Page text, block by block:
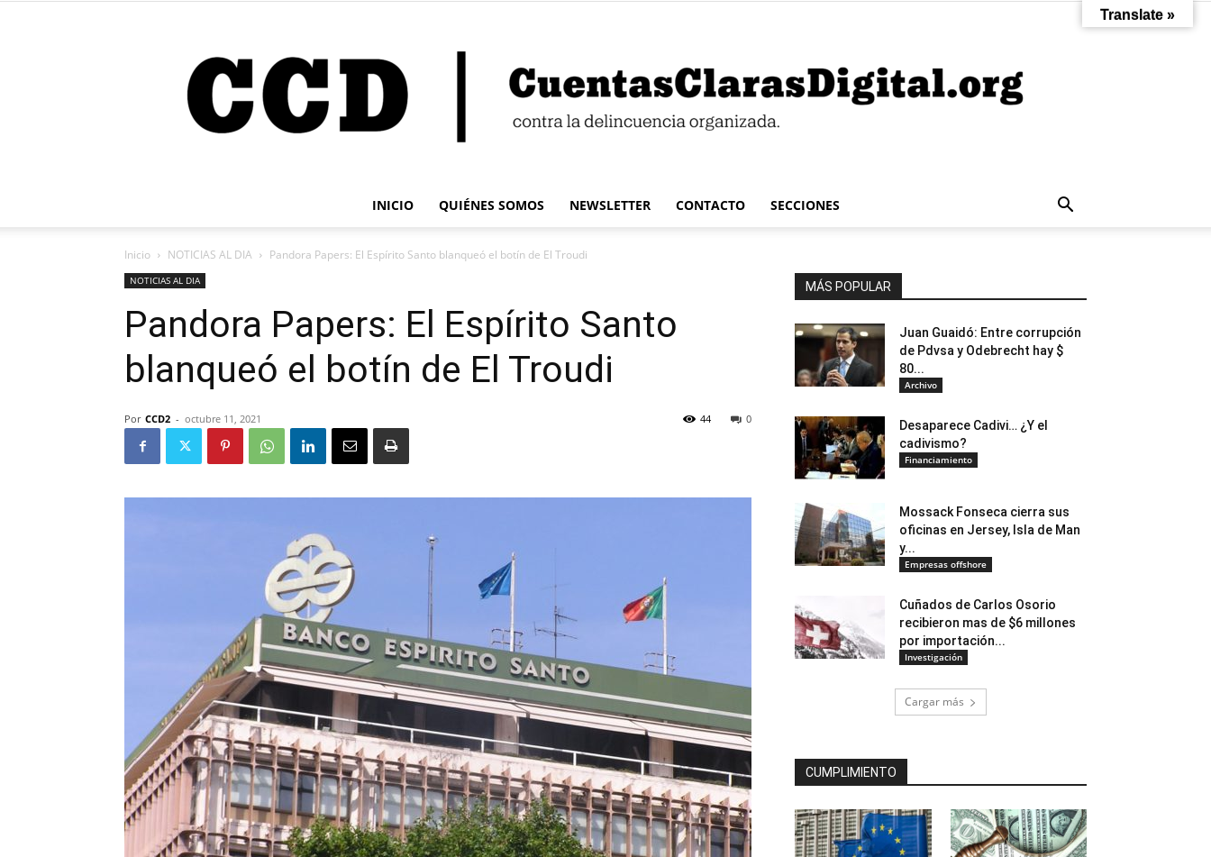
Claras
INICIO QUIÉNES SOMOS NEWSLETTER CONTACTO SECCIONES
Inicio NOTICIAS AL DIA Pandora Papers: El Espírito Santo blanqueó el botín de El Troudi
NOTICIAS AL DIA
Pandora Papers: El Espírito Santo
blanqueó el botín de El Troudi
Por CCD2 - octubre 11, 2021 0
44
MÁS POPULAR
Juan Guaidó: Entre corrupción
de Pdvsa y Odebrecht hay $
80...
Archivo
Desaparece Cadivi… ¿Y el
cadivismo?
Financiamiento
Mossack Fonseca cierra sus
oficinas en Jersey, Isla de Man
y...
Empresas offshore
Cuñados de Carlos Osorio
recibieron mas de $6 millones
por importación...
Investigación
Cargar más
CUMPLIMIENTO
Translate »